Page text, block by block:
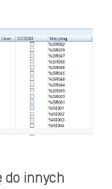
do innych